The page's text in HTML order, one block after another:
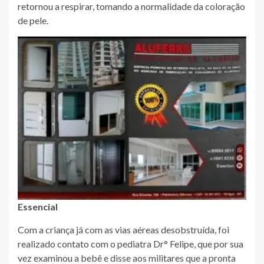
retornou a respirar, tomando a normalidade da coloração
de pele.
Essencial
Com a criança já com as vias aéreas desobstruída, foi
realizado contato com o pediatra Dr° Felipe, que por sua
vez examinou a bebê e disse aos militares que a pronta